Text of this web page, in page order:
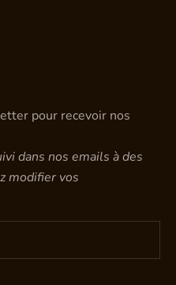
pour recevoir nos
dans nos emails à des
modifier vos